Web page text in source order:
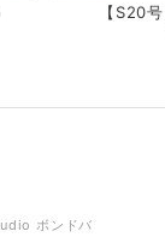
【S20
ボンドバ